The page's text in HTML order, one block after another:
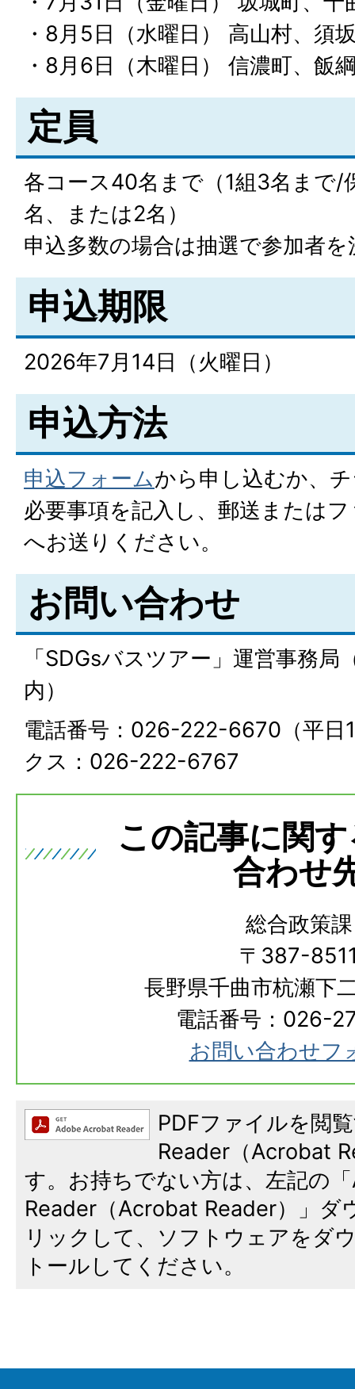
・8月5日（水曜日） 高山村、須
・8月6日（木曜日） 信濃町、飯
定員
各コース40名まで（1組3名まで/
名、または2名）
申込多数の場合は抽選で参加者
申込期限
2026年7月14日（火曜日）
申込方法
申込フォームから申し込むか、
必要事項を記入し、郵送または
へお送りください。
お問い合わせ
「SDGsバスツアー」運営事務
内）
電話番号：026-222-6670（平日
クス：026-222-6767
この記事に関
合わせ
総合政策課
〒387-
長野県千曲市杭瀬下
電話番号：026-
お問い合わせフ
PDFファイルを閲
Reader（Acrobat
す。お持ちでない方は、左記の
Reader（Acrobat Reader）」ダ
リックして、ソフトウェアをダ
トールしてください。